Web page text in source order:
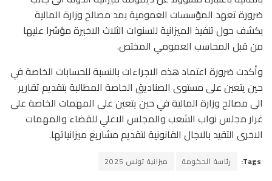
ضرورة تعهد المؤسسات العمومية بمد مصالح وزارة المالية
بكشف حول تنفيذ الميزانية للسنوات الثلاث الاخيرة مؤشرا عليها
من قبل المحاسب العمومي المختص.
وأكدت ضرورة اعتماد هذه الاجراءات بالنسبة للحسابات الخاصة في
حين يتعين على مستوى الصناديق الخاصة المطالبة بتقديم تقارير
الى مصالح وزارة المالية في حين يتعين على المهمات الخاصة على
غرار مجلس نواب الشعب والمجلس الاعلي للقضاء والمهمات
الاخرى التقيد بالاجال القانونية لتقديم مشاريع ميزانياتها.
Tags: رئاسة الحكومة ميزانية تونس 2025